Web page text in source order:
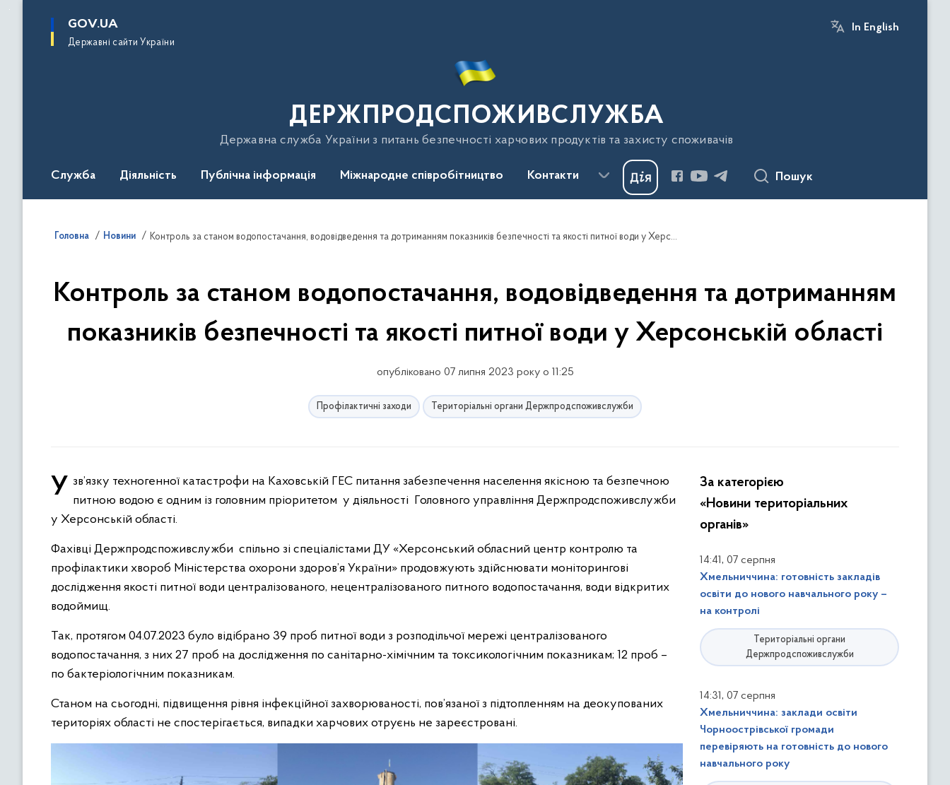
основного
GOV.UA
Державні сайти України
In English
ДЕРЖПРОДСПОЖИВСЛУЖБА
Державна служба України з питань безпечності харчових продуктів та захисту споживачів
Служба Діяльність Публічна інформація Міжнародне співробітництво Контакти Пошук
Головна Новини Контроль за станом водопостачання, водовідведення та дотриманням показників безпечності та якості питної води у Херсонській області
Контроль за станом водопостачання, водовідведення та дотриманням
показників безпечності та якості питної води у Херсонській області
опубліковано 07 липня 2023 року о 11:25
Профілактичні заходи Територіальні органи Держпродспоживслужби
У зв’язку техногенної катастрофи на Каховській ГЕС питання забезпечення населення якісною та безпечною питною водою є одним із головним пріоритетом у діяльності Головного управління Держпродспоживслужби
у Херсонській області.
Фахівці Держпродспоживслужби спільно зі спеціалістами ДУ «Херсонський обласний центр контролю та
профілактики хвороб Міністерства охорони здоров’я України» продовжують здійснювати моніторингові
дослідження якості питної води централізованого, нецентралізованого питного водопостачання, води відкритих
водоймищ.
Так, протягом 04.07.2023 було відібрано 39 проб питної води з розподільчої мережі централізованого
водопостачання, з них 27 проб на дослідження по санітарно-хімічним та токсикологічним показникам; 12 проб –
по бактеріологічним показникам.
Станом на сьогодні, підвищення рівня інфекційної захворюваності, пов’язаної з підтопленням на деокупованих
територіях області не спостерігається, випадки харчових отруєнь не зареєстровані.
За категорією
«Новини територіальних
органів»
14:41, 07 серпня
Хмельниччина: готовність закладів
освіти до нового навчального року –
на контролі
Територіальні органи
Держпродспоживслужби
14:31, 07 серпня
Хмельниччина: заклади освіти
Чорноострівської громади
перевіряють на готовність до нового
навчального року